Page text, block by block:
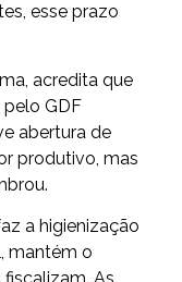
esse prazo
acredita que
pelo GDF
abertura de
produtivo, mas
a higienização
mantém o